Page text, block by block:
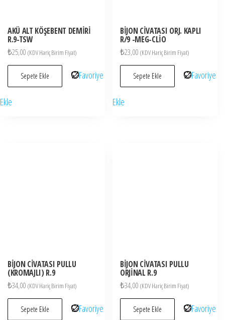
AKÜ ALT KÖŞEBENT DEMİRİ
R.9-TSW
₺25,00 (KDV Hariç Birim Fiyat)
Sepete Ekle Favoriye
Ekle
BİJON CİVATASI ORJ. KAPLI
R/9 -MEG-CLİO
₺23,00 (KDV Hariç Birim Fiyat)
Sepete Ekle Favoriye
Ekle
BİJON CİVATASI PULLU
(KROMAJLI) R.9
₺34,00 (KDV Hariç Birim Fiyat)
Sepete Ekle Favoriye
BİJON CİVATASI PULLU
ORJİNAL R.9
₺34,00 (KDV Hariç Birim Fiyat)
Sepete Ekle Favoriye